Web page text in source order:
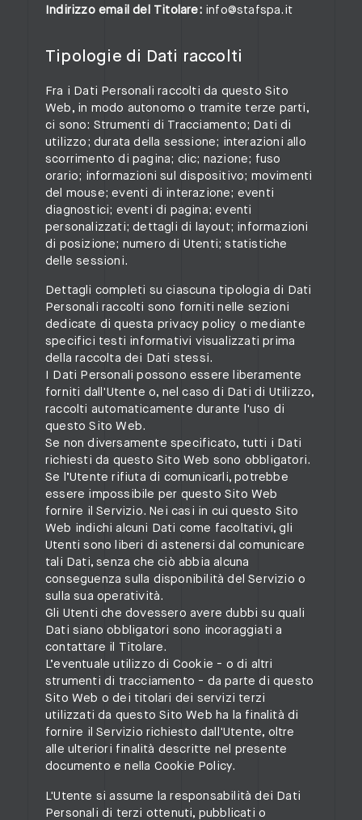
Indirizzo email del Titolare:info@stafspa.it
Tipologie di Dati raccolti
Fra i Dati Personali raccolti da questo Sito
Web, in modo autonomo o tramite terze parti,
ci sono: Strumenti di Tracciamento; Dati di
utilizzo; durata della sessione; interazioni allo
scorrimento di pagina; clic; nazione; fuso
orario; informazioni sul dispositivo; movimenti
del mouse; eventi di interazione; eventi
diagnostici; eventi di pagina; eventi
personalizzati; dettagli di layout; informazioni
di posizione; numero di Utenti; statistiche
delle sessioni.
Dettagli completi su ciascuna tipologia di Dati
Personali raccolti sono forniti nelle sezioni
dedicate di questa privacy policy o mediante
specifici testi informativi visualizzati prima
della raccolta dei Dati stessi.
I Dati Personali possono essere liberamente
forniti dall'Utente o, nel caso di Dati di Utilizzo,
raccolti automaticamente durante l'uso di
questo Sito Web.
Se non diversamente specificato, tutti i Dati
richiesti da questo Sito Web sono obbligatori.
Se l’Utente rifiuta di comunicarli, potrebbe
essere impossibile per questo Sito Web
fornire il Servizio. Nei casi in cui questo Sito
Web indichi alcuni Dati come facoltativi, gli
Utenti sono liberi di astenersi dal comunicare
tali Dati, senza che ciò abbia alcuna
conseguenza sulla disponibilità del Servizio o
sulla sua operatività.
Gli Utenti che dovessero avere dubbi su quali
Dati siano obbligatori sono incoraggiati a
contattare il Titolare.
L’eventuale utilizzo di Cookie - o di altri
strumenti di tracciamento - da parte di questo
Sito Web o dei titolari dei servizi terzi
utilizzati da questo Sito Web ha la finalità di
fornire il Servizio richiesto dall'Utente, oltre
alle ulteriori finalità descritte nel presente
documento e nella Cookie Policy.
L'Utente si assume la responsabilità dei Dati
Personali di terzi ottenuti, pubblicati o